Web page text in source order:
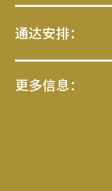
通达安排：
更多信息：